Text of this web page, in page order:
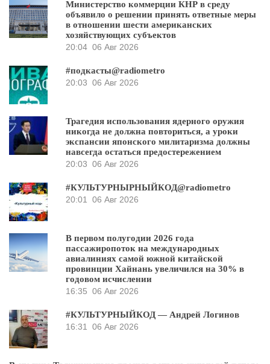
Министерство коммерции КНР в среду
объявило о решении принять ответные меры
в отношении шести американских
хозяйствующих субъектов
20:04 06 Авг 2026
#подкасты@radiometro
20:03 06 Авг 2026
Трагедия использования ядерного оружия
никогда не должна повториться, а уроки
экспансии японского милитаризма должны
навсегда остаться предостережением
20:03 06 Авг 2026
#КУЛЬТУРНЫРНЫЙКОД@radiometro
20:01
06 Авг 2026
В первом полугодии 2026 года
пассажиропоток на международных
авиалиниях самой южной китайской
провинции Хайнань увеличился на 30% в
годовом исчислении
16:35 06 Авг 2026
#КУЛЬТУРНЫЙКОД — Андрей Логинов
16:31
06 Авг 2026